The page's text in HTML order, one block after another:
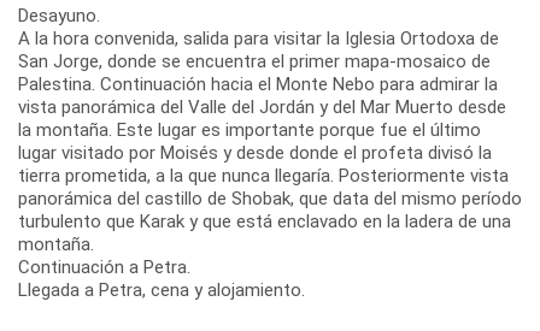
Desayuno.
A la hora convenida, salida para visitar la Iglesia Ortodoxa de
San Jorge, donde se encuentra el primer mapa-mosaico de
Palestina. Continuación hacia el Monte Nebo para admirar la
vista panorámica del Valle del Jordán y del Mar Muerto desde
la montaña. Este lugar es importante porque fue el último
lugar visitado por Moisés y desde donde el profeta divisó la
tierra prometida, a la que nunca llegaría. Posteriormente vista
panorámica del castillo de Shobak, que data del mismo período
turbulento que Karak y que está enclavado en la ladera de una
montaña.
Continuación a Petra.
Llegada a Petra, cena y alojamiento.